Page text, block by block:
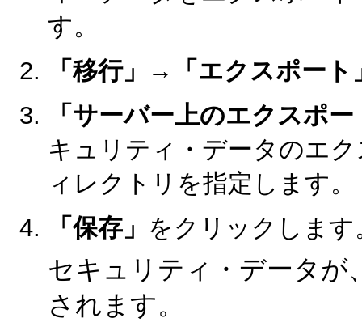
す。
「移行」→「エクスポート
「サーバー上のエクスポ
キュリティ・データのエ
ィレクトリを指定します。
「保存」 をクリックします
セキュリティ・データが
されます。